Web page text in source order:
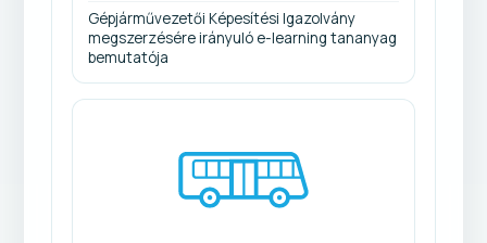
Gépjárművezetői Képesítési Igazolvány
megszerzésére irányuló e-learning tananyag
bemutatója